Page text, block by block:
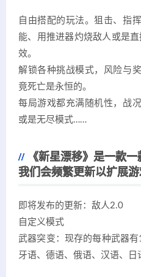
自由搭配的玩法。狙击、指
能、用推进器灼烧敌人或是
效。
解锁各种挑战模式，风险与
竟死亡是永恒的。
每局游戏都充满随机性，战
或是无尽模式……
《新星漂移》是一款
我们会频繁更新以扩展游
即将发布的更新：敌人2.0
自定义模式
武器突变：现存的每种武器
牙语、德语、俄语、汉语、日